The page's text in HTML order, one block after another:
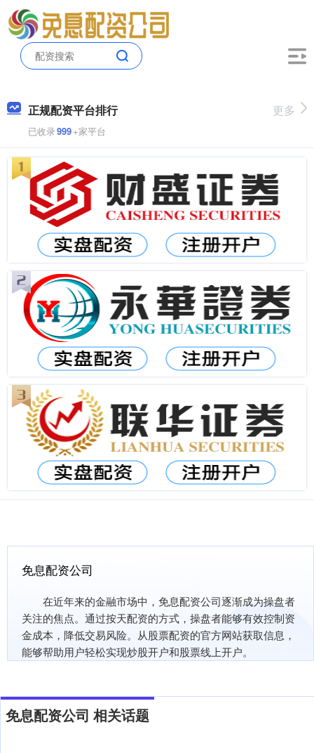
正规配资平台排行
已收录999+家平台
更多
免息配资公司
在近年来的金融市场中，免息配资公司逐渐成为操盘者
关注的焦点。通过按天配资的方式，操盘者能够有效控制资
金成本，降低交易风险。从股票配资的官方网站获取信息，
能够帮助用户轻松实现炒股开户和股票线上开户。
免息配资公司 相关话题